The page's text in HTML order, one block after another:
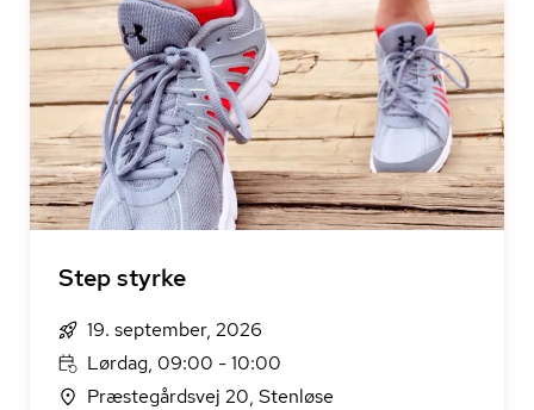
Step styrke
19. september, 2026
Lørdag, 09:00 - 10:00
Præstegårdsvej 20, Stenløse